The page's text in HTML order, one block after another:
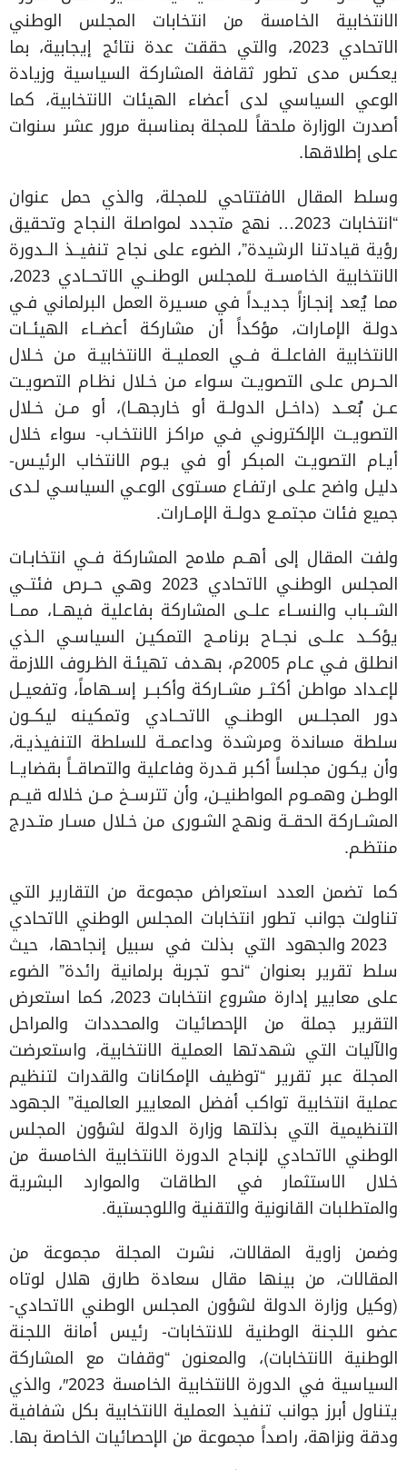
الانتخابية الخامسة من انتخابات المجلس الوطني
الاتحادي 2023، والتي حققت عدة نتائج إيجابية، بما
يعكس مدى تطور ثقافة المشاركة السياسية وزيادة
الوعي السياسي لدى أعضاء الهيئات الانتخابية، كما
أصدرت الوزارة ملحقاً للمجلة بمناسبة مرور عشر سنوات
على إطلاقها.
وسلط المقال الافتتاحي للمجلة، والذي حمل عنوان
“انتخابات 2023… نهج متجدد لمواصلة النجاح وتحقيق
رؤية قيادتنا الرشيدة”، الضوء على نجاح تنفيــذ الــدورة
الانتخابية الخامســة للمجلس الوطنــي الاتحــادي 2023،
مما يُعد إنجـازاً جديـداً في مسـيرة العمل البرلماني فـي
دولـة الإمـارات، مؤكداً أن مشاركة أعضــاء الهيئــات
الانتخابية الفاعلــة فــي العمليــة الانتخابيـة مـن خـلال
الحـرص علـى التصويـت سـواء مـن خـلال نظـام التصويـت
عــن بُعــد (داخــل الدولــة أو خارجهــا)، أو مــن خـلال
التصويــت الإلكترونـي فـي مراكـز الانتخـاب- سواء خلال
أيـام التصويـت المبكر أو في يـوم الانتخاب الرئيـس-
دليـل واضح علـى ارتفـاع مسـتوى الوعـي السياسـي لـدى
جميع فئات مجتمــع دولــة الإمــارات.
ولفت المقال إلى أهــم ملامح المشاركة فــي انتخابـات
المجلس الوطنـي الاتحادي 2023 وهـي حــرص فئتــي
الشــباب والنســاء علــى المشاركة بفاعلية فيهــا، ممــا
يؤكــد علــى نجــاح برنامــج التمكيـن السياسـي الـذي
انطلق فـي عـام 2005م، بهـدف تهيئـة الظـروف اللازمة
لإعـداد مواطـن أكثــر مشــاركة وأكبــر إســهاماً، وتفعيــل
دور المجلــس الوطنــي الاتحــادي وتمكينه ليكــون
سلطة مساندة ومرشدة وداعمــة للسلطة التنفيذيـة،
وأن يكـون مجلساً أكبر قـدرة وفاعلية والتصاقــاً بقضايــا
الوطــن وهمــوم المواطنيــن، وأن تترســخ مــن خلاله قيــم
المشــاركة الحقــة ونهـج الشـورى مـن خـلال مسـار متـدرج
منتظـم.
كما تضمن العدد استعراض مجموعة من التقارير التي
تناولت جوانب تطور انتخابات المجلس الوطني الاتحادي
2023 والجهود التي بذلت في سبيل إنجاحها، حيث
سلط تقرير بعنوان “نحو تجربة برلمانية رائدة” الضوء
على معايير إدارة مشروع انتخابات 2023، كما استعرض
التقرير جملة من الإحصائيات والمحددات والمراحل
والآليات التي شهدتها العملية الانتخابية، واستعرضت
المجلة عبر تقرير “توظيف الإمكانات والقدرات لتنظيم
عملية انتخابية تواكب أفضل المعايير العالمية” الجهود
التنظيمية التي بذلتها وزارة الدولة لشؤون المجلس
الوطني الاتحادي لإنجاح الدورة الانتخابية الخامسة من
خلال الاستثمار في الطاقات والموارد البشرية
والمتطلبات القانونية والتقنية واللوجستية.
وضمن زاوية المقالات، نشرت المجلة مجموعة من
المقالات، من بينها مقال سعادة طارق هلال لوتاه
(وكيل وزارة الدولة لشؤون المجلس الوطني الاتحادي-
عضو اللجنة الوطنية للانتخابات- رئيس أمانة اللجنة
الوطنية الانتخابات)، والمعنون “وقفات مع المشاركة
السياسية في الدورة الانتخابية الخامسة 2023″، والذي
يتناول أبرز جوانب تنفيذ العملية الانتخابية بكل شفافية
ودقة ونزاهة، راصداً مجموعة من الإحصائيات الخاصة بها.